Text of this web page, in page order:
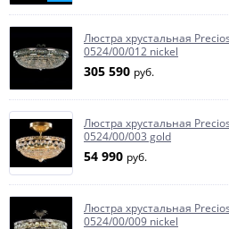
Люстра хрустальная
0524/00/012 nickel
305 590 руб.
Люстра хрустальная
0524/00/003 gold
54 990 руб.
Люстра хрустальная
0524/00/009 nickel